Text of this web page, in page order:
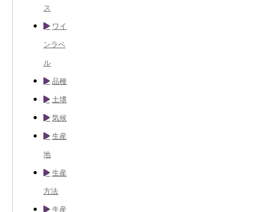
ス
ワイ
ンラベ
ル
品種
土壌
気候
生産
地
生産
方法
生産